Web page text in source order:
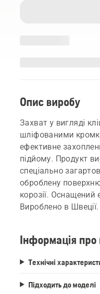
Опис виробу
Захват у вигляді
шліфованими
ефективне
підйому. Продукт
спеціально
оброблену
корозії.
Вироблено в Швеції.
Інформація
Технічні
Підходить до моделі